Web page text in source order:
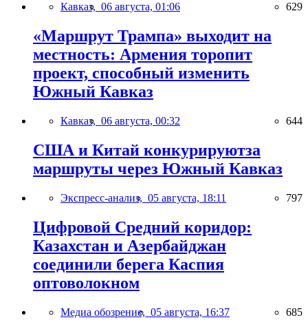
Кавказ, 06 августа, 01:06 629
«Маршрут Трампа» выходит на
местность: Армения торопит
проект, способный изменить
Южный Кавказ
Кавказ, 06 августа, 00:32 644
США и Китай конкурируютза
маршруты через Южный Кавказ
Экспресс-анализ, 05 августа, 18:11 797
Цифровой Средний коридор:
Казахстан и Азербайджан
соединили берега Каспия
оптоволокном
Медиа обозрение, 05 августа, 16:37 685